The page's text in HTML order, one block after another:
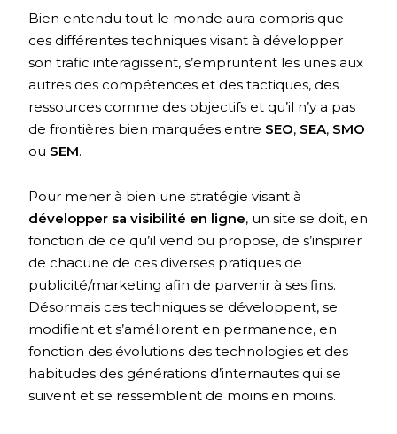
Bien entendu tout le monde aura compris que
ces différentes techniques visant à développer
son trafic interagissent, s’empruntent les unes aux
autres des compétences et des tactiques, des
ressources comme des objectifs et qu’il n’y a pas
de frontières bien marquées entre SEO, SEA, SMO
ou SEM.
Pour mener à bien une stratégie visant à
développer sa visibilité en ligne, un site se doit, en
fonction de ce qu’il vend ou propose, de s’inspirer
de chacune de ces diverses pratiques de
publicité/marketing afin de parvenir à ses fins.
Désormais ces techniques se développent, se
modifient et s’améliorent en permanence, en
fonction des évolutions des technologies et des
habitudes des générations d’internautes qui se
suivent et se ressemblent de moins en moins.